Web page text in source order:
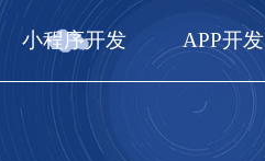
小程序开发 APP开发